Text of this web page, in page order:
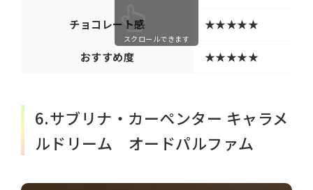
チョコレート感 ★★★★★
おすすめ度 ★★★★★
スクロールできます
6.サブリナ・カーペンター キャラメ
ルドリーム オードパルファム